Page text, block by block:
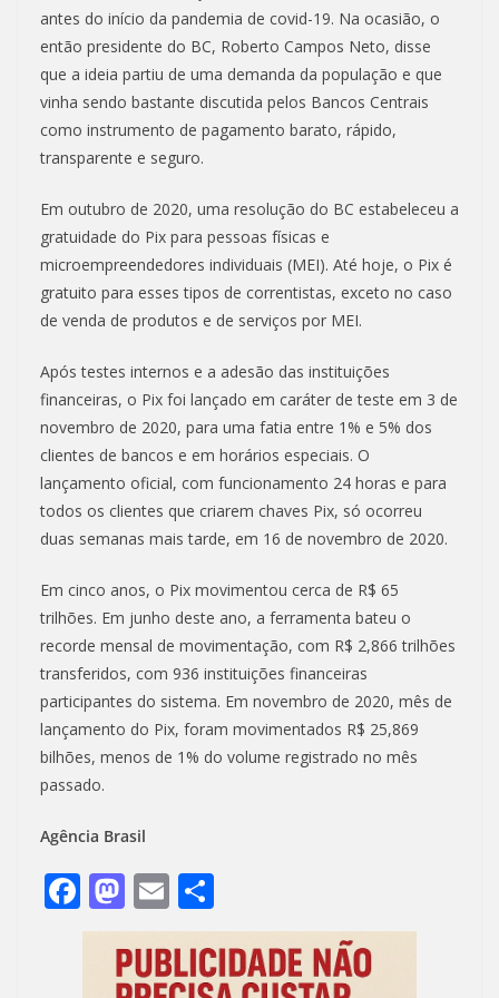
antes do início da pandemia de covid-19. Na ocasião, o
então presidente do BC, Roberto Campos Neto, disse
que a ideia partiu de uma demanda da população e que
vinha sendo bastante discutida pelos Bancos Centrais
como instrumento de pagamento barato, rápido,
transparente e seguro.
Em outubro de 2020, uma resolução do BC estabeleceu a
gratuidade do Pix para pessoas físicas e
microempreendedores individuais (MEI). Até hoje, o Pix é
gratuito para esses tipos de correntistas, exceto no caso
de venda de produtos e de serviços por MEI.
Após testes internos e a adesão das instituições
financeiras, o Pix foi lançado em caráter de teste em 3 de
novembro de 2020, para uma fatia entre 1% e 5% dos
clientes de bancos e em horários especiais. O
lançamento oficial, com funcionamento 24 horas e para
todos os clientes que criarem chaves Pix, só ocorreu
duas semanas mais tarde, em 16 de novembro de 2020.
Em cinco anos, o Pix movimentou cerca de R$ 65
trilhões. Em junho deste ano, a ferramenta bateu o
recorde mensal de movimentação, com R$ 2,866 trilhões
transferidos, com 936 instituições financeiras
participantes do sistema. Em novembro de 2020, mês de
lançamento do Pix, foram movimentados R$ 25,869
bilhões, menos de 1% do volume registrado no mês
passado.
Agência Brasil
F
ac
M
as
to
E
m
ai
h
ar